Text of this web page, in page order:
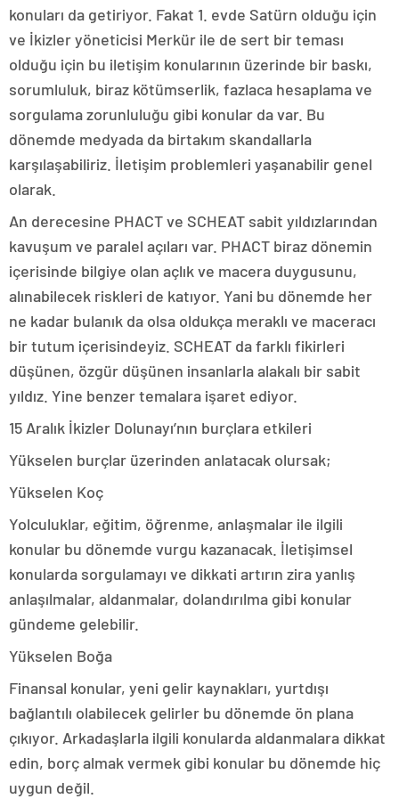
konuları da getiriyor. Fakat 1. evde Satürn olduğu için
ve İkizler yöneticisi Merkür ile de sert bir teması
olduğu için bu iletişim konularının üzerinde bir baskı,
sorumluluk, biraz kötümserlik, fazlaca hesaplama ve
sorgulama zorunluluğu gibi konular da var. Bu
dönemde medyada da birtakım skandallarla
karşılaşabiliriz. İletişim problemleri yaşanabilir genel
olarak.
An derecesine PHACT ve SCHEAT sabit yıldızlarından
kavuşum ve paralel açıları var. PHACT biraz dönemin
içerisinde bilgiye olan açlık ve macera duygusunu,
alınabilecek riskleri de katıyor. Yani bu dönemde her
ne kadar bulanık da olsa oldukça meraklı ve maceracı
bir tutum içerisindeyiz. SCHEAT da farklı fikirleri
düşünen, özgür düşünen insanlarla alakalı bir sabit
yıldız. Yine benzer temalara işaret ediyor.
15 Aralık İkizler Dolunayı’nın burçlara etkileri
Yükselen burçlar üzerinden anlatacak olursak;
Yükselen Koç
Yolculuklar, eğitim, öğrenme, anlaşmalar ile ilgili
konular bu dönemde vurgu kazanacak. İletişimsel
konularda sorgulamayı ve dikkati artırın zira yanlış
anlaşılmalar, aldanmalar, dolandırılma gibi konular
gündeme gelebilir.
Yükselen Boğa
Finansal konular, yeni gelir kaynakları, yurtdışı
bağlantılı olabilecek gelirler bu dönemde ön plana
çıkıyor. Arkadaşlarla ilgili konularda aldanmalara dikkat
edin, borç almak vermek gibi konular bu dönemde hiç
uygun değil.